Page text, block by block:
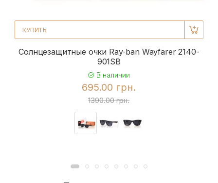
КУПИТЬ
Солнцезащитные очки Ray-ban Wayfarer 2140-
901SB
В наличии
695.00 грн.
1390.00 грн.